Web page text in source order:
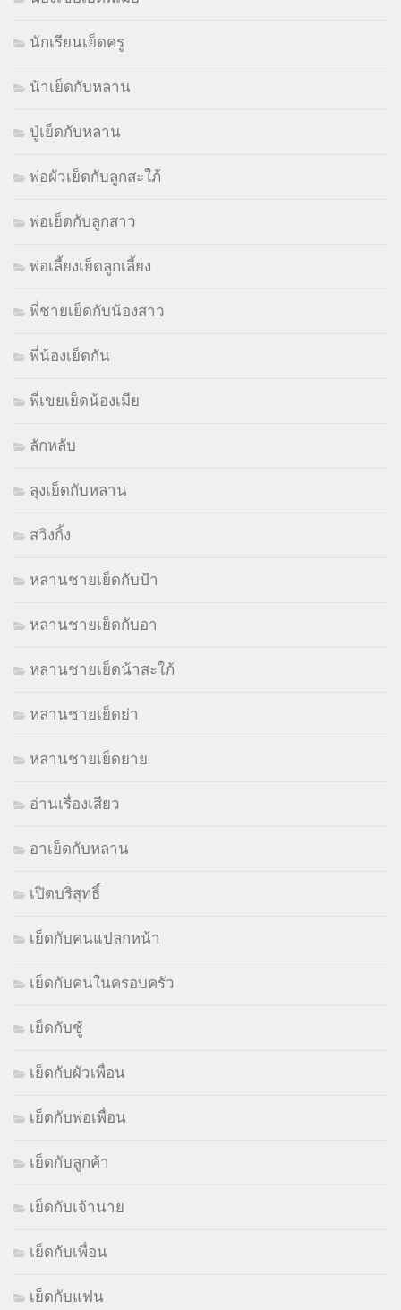
นักเรียนเย็ดครู
น้าเย็ดกับหลาน
ปู่เย็ดกับหลาน
พ่อผัวเย็ดกับลูกสะใภ้
พ่อเย็ดกับลูกสาว
พ่อเลี้ยงเย็ดลูกเลี้ยง
พี่ชายเย็ดกับน้องสาว
พี่น้องเย็ดกัน
พี่เขยเย็ดน้องเมีย
ลักหลับ
ลุงเย็ดกับหลาน
สวิงกิ้ง
หลานชายเย็ดกับป้า
หลานชายเย็ดกับอา
หลานชายเย็ดน้าสะใภ้
หลานชายเย็ดย่า
หลานชายเย็ดยาย
อ่านเรื่องเสียว
อาเย็ดกับหลาน
เปิดบริสุทธิ์
เย็ดกับคนแปลกหน้า
เย็ดกับคนในครอบครัว
เย็ดกับชู้
เย็ดกับผัวเพื่อน
เย็ดกับพ่อเพื่อน
เย็ดกับลูกค้า
เย็ดกับเจ้านาย
เย็ดกับเพื่อน
เย็ดกับแฟน